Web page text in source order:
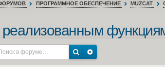
ПРОГРАММНОЕ ОБЕСПЕЧЕНИЕ MUZCAT
реализованным